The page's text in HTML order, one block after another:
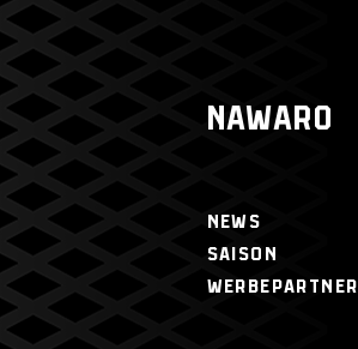
NAWARO
NEWS
SAISON
WERBEPARTNER